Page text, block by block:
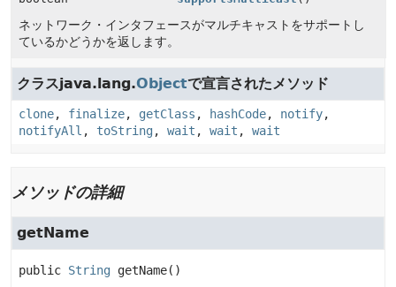
ネットワーク・インタフェースがマルチキャストをサポートし
ているかどうかを返します。
クラスjava.lang.Objectで宣言されたメソッド
clone, finalize, getClass , hashCode, notify,
notifyAll , toString, wait , wait , wait
メソッドの詳細
getName
public String getName()